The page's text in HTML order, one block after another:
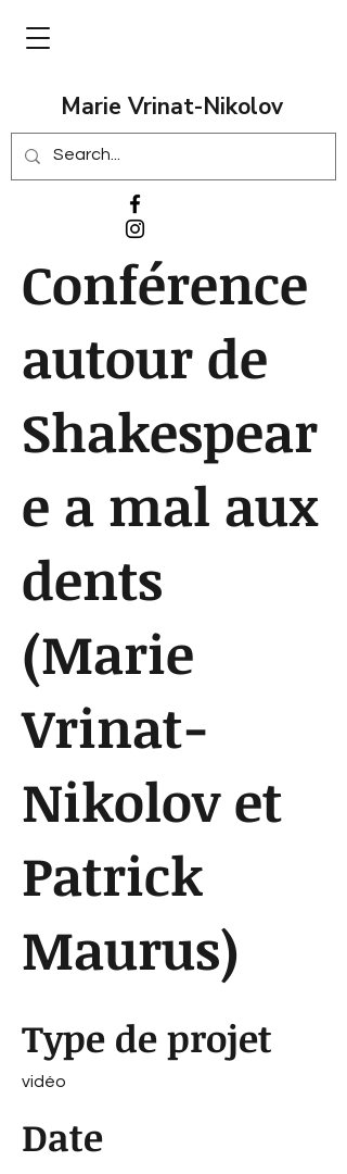
Marie Vrinat-Nikolov
Conférence
autour de
Shakespear
e a mal aux
dents
(Marie
Vrinat-
Nikolov et
Patrick
Maurus)
Type de projet
vidéo
Date